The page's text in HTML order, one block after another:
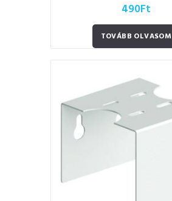
490Ft
TOVÁBB OLVASOM